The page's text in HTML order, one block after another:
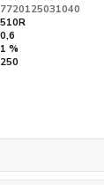
7720125031040
510R
0,6
1 %
250